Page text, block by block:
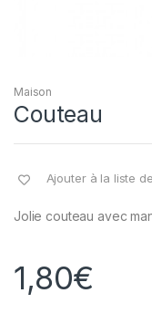
Maison
Couteau
Ajouter à la liste
Jolie couteau avec
1,80€